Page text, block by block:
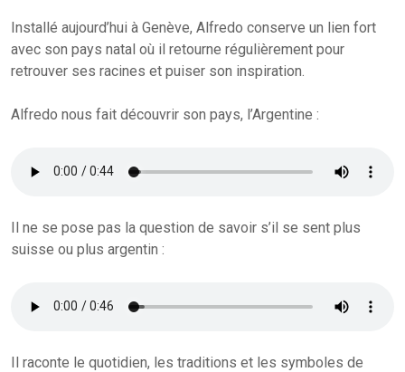
Installé aujourd’hui à Genève, Alfredo conserve un lien fort
avec son pays natal où il retourne régulièrement pour
retrouver ses racines et puiser son inspiration.
Alfredo nous fait découvrir son pays, l’Argentine :
Il ne se pose pas la question de savoir s’il se sent plus
suisse ou plus argentin :
Il raconte le quotidien, les traditions et les symboles de